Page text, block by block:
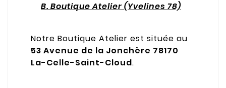
B. Boutique Atelier (Yvelines 78)
Notre Boutique Atelier est située au
53 Avenue de la Jonchère 78170
La-Celle-Saint-Cloud.